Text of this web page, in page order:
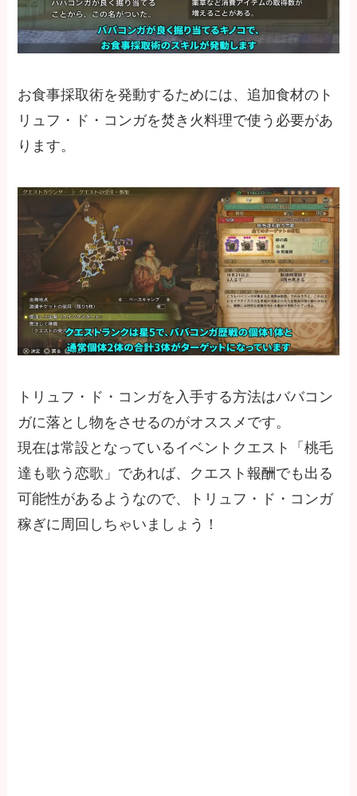
お食事採取術を発動するためには、追加食材のト
リュフ・ド・コンガを焚き火料理で使う必要があ
ります。
トリュフ・ド・コンガを入手する方法はババコン
ガに落とし物をさせるのがオススメです。
現在は常設となっているイベントクエスト「桃毛
達も歌う恋歌」であれば、クエスト報酬でも出る
可能性があるようなので、トリュフ・ド・コンガ
稼ぎに周回しちゃいましょう！